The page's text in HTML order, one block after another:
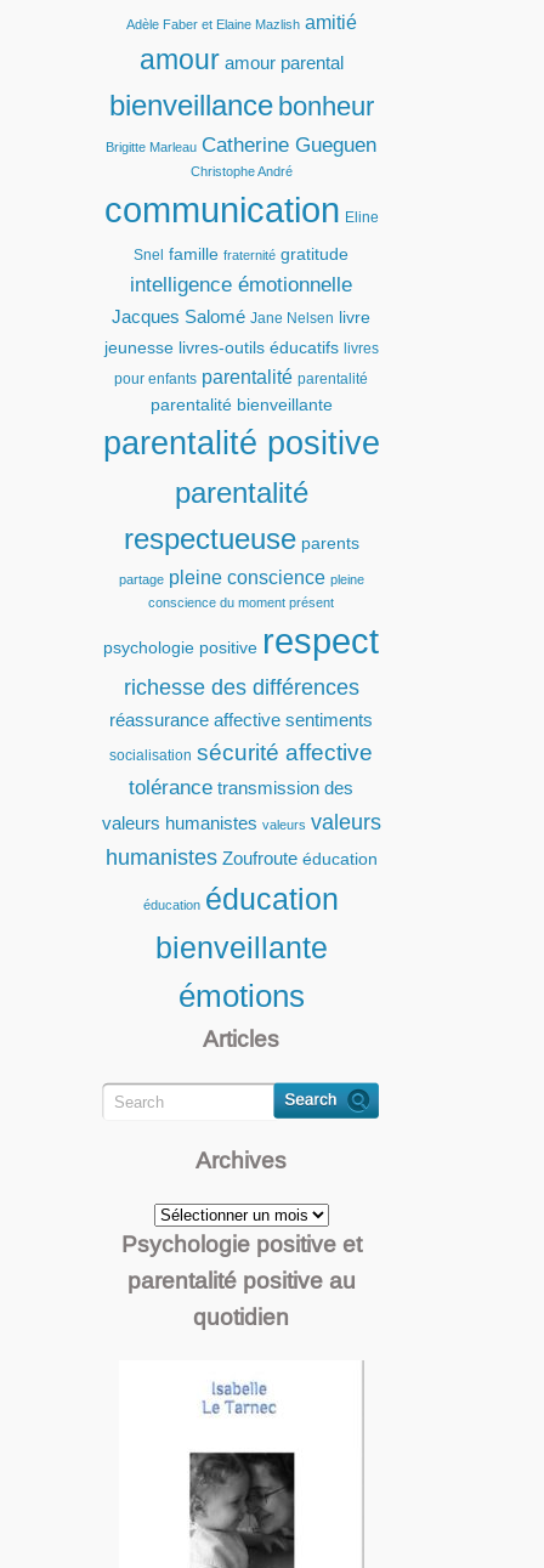
Adèle Faber et Elaine Mazlish amitié
amour amour parental
bienveillance bonheur
Brigitte Marleau Catherine Gueguen
Christophe André
communication Eline
Snel famille fraternité gratitude
intelligence émotionnelle
Jacques Salomé Jane Nelsen
livre
jeunesse livres-outils éducatifs livres
pour enfants parentalité parentalité
parentalité bienveillante
parentalité positive
parentalité
respectueuse parents
partage pleine conscience pleine
conscience du moment présent
psychologie positive respect
richesse des différences
réassurance affective sentiments
socialisation sécurité affective
tolérance transmission des
valeurs humanistes valeurs valeurs
humanistes Zoufroute éducation
éducation éducation
bienveillante
émotions
Articles
Archives
Archives
Psychologie positive et
parentalité positive au
quotidien